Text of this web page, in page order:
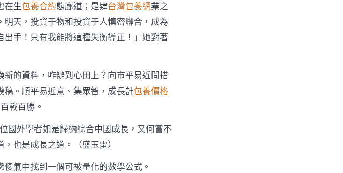
在生包養合約態廊道；是肄台灣包養網業之
天，投資于物和投資于人慎密聯合，成為
手！只有我能將這種失衡導正！」她對著
的資料，咋辦到心田上？向市平易近問措
稿。順平易近意、集眾智，成長計包養價格
戰百勝。
位國外學者如是歸納綜合中國成長，又何嘗不
也是成長之道。 （盛玉雷）
氣中找到一個可被量化的數學公式。